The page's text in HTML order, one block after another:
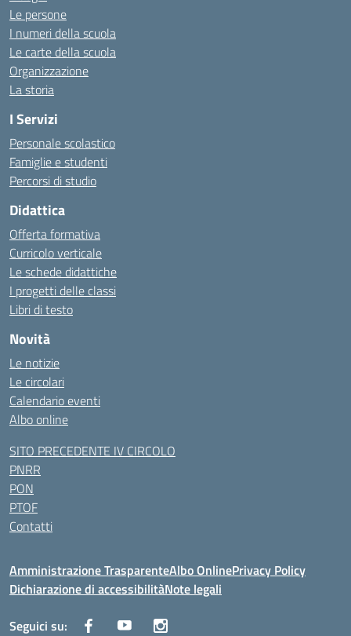
Le persone
I numeri della scuola
Le carte della scuola
Organizzazione
La storia
I Servizi
Personale scolastico
Famiglie e studenti
Percorsi di studio
Didattica
Offerta formativa
Curricolo verticale
Le schede didattiche
I progetti delle classi
Libri di testo
Novità
Le notizie
Le circolari
Calendario eventi
Albo online
SITO PRECEDENTE IV CIRCOLO
PNRR
PON
PTOF
Contatti
Amministrazione TrasparenteAlbo OnlinePrivacy Policy
Dichiarazione di accessibilitàNote legali
Seguici su: